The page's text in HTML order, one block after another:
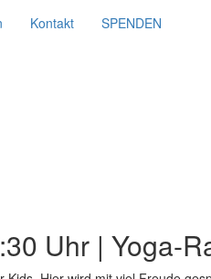
Kontakt SPENDEN
Uhr | Yoga-